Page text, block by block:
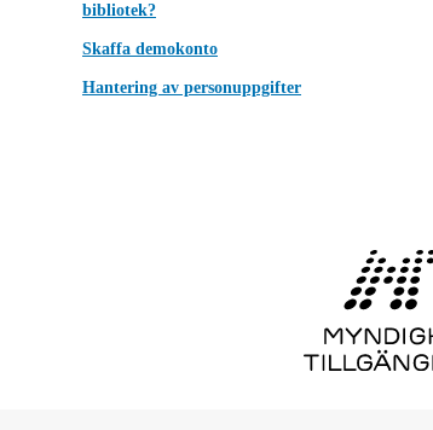
bibliotek?
Skaffa demokonto
Hantering av personuppgifter